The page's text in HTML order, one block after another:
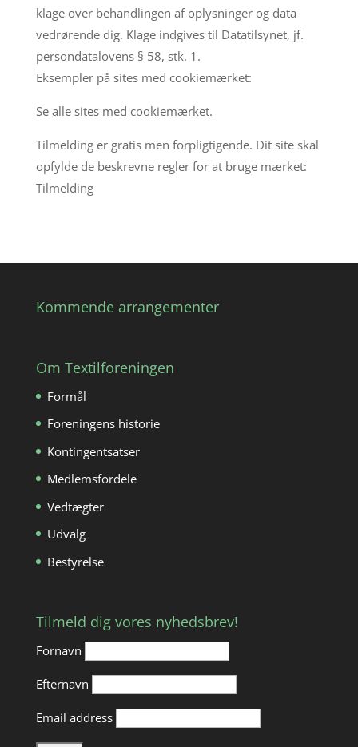
klage over behandlingen af oplysninger og data
vedrørende dig. Klage indgives til Datatilsynet, jf.
persondatalovens § 58, stk. 1.
Eksempler på sites med cookiemærket:
Se alle sites med cookiemærket.
Tilmelding er gratis men forpligtigende. Dit site skal
opfylde de beskrevne regler for at bruge mærket:
Tilmelding
Kommende arrangementer
Om Textilforeningen
Formål
Foreningens historie
Kontingentsatser
Medlemsfordele
Vedtægter
Udvalg
Bestyrelse
Tilmeld dig vores nyhedsbrev!
Fornavn
Efternavn
Email address